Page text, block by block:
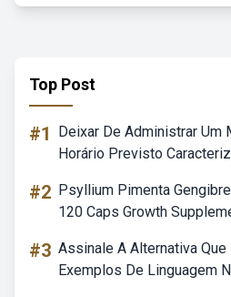
Top Post
#1
Deixar De Administrar Um
Horário Previsto
#2 Psyllium Pimenta
120 Caps Growth
#3 Assinale A Alternativa Que
Exemplos De Linguagem